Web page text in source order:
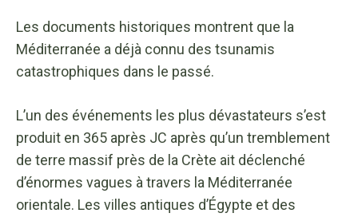
Les documents historiques montrent que la
Méditerranée a déjà connu des tsunamis
catastrophiques dans le passé.
L’un des événements les plus dévastateurs s’est
produit en 365 après JC après qu’un tremblement
de terre massif près de la Crète ait déclenché
d’énormes vagues à travers la Méditerranée
orientale. Les villes antiques d’Égypte et des